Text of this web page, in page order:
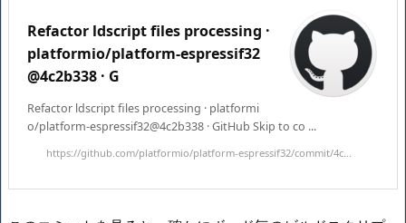
Refactor ldscript files processing ·
platformio/platform-espressif32
@4c2b338 · G
Refactor ldscript files processing · platformi
o/platform-espressif32@4c2b338 · GitHub Skip to co ...
https://github.com/platformio/platform-espressif32/commit/4c...